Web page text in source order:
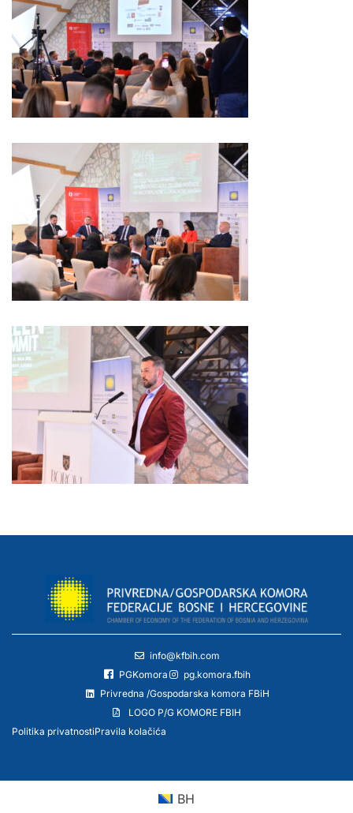
info@kfbih.com
PGKomora
pg.komora.fbih
Privredna /Gospodarska komora FBiH
LOGO P/G KOMORE FBIH
Politika privatnostiPravila kolačića
BH